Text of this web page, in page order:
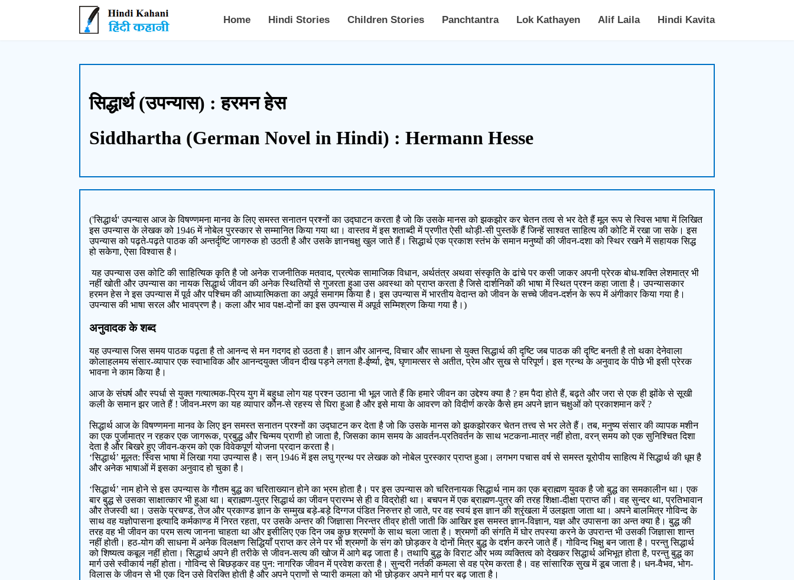
Hindi Kahani - हिंदी कहानी
Home Hindi Stories Children Stories Panchtantra Lok Kathayen Alif Laila Hindi Kavita
सिद्धार्थ (उपन्यास) : हरमन हेस
Siddhartha (German Novel in Hindi) : Hermann Hesse
('सिद्धार्थ' उपन्यास आज के विषण्णमना मानव के लिए समस्त सनातन प्रश्नों का उद्घाटन करता है जो कि उसके मानस को झकझोर कर चेतन तत्व से भर देते हैं मूल रूप से स्विस भाषा में लिखित
इस उपन्यास के लेखक को 1946 में नोबेल पुरस्कार से सम्मानित किया गया था। वास्तव में इस शताब्दी में प्रणीत ऐसी थोड़ी-सी पुस्तकें हैं जिन्हें साश्वत साहित्य की कोटि में रखा जा सके। इस
उपन्यास को पढ़ते-पढ़ते पाठक की अन्तर्दृष्टि जागरुक हो उठती है और उसके ज्ञानचक्षु खुल जाते हैं। सिद्धार्थ एक प्रकाश स्तंभ के समान मनुष्यों की जीवन-दशा को स्थिर रखने में सहायक सिद्ध
हो सकेगा, ऐसा विश्वास है।
यह उपन्यास उस कोटि की साहित्यिक कृति है जो अनेक राजनीतिक मतवाद, प्रत्येक सामाजिक विधान, अर्थतंत्र अथवा संस्कृति के ढांचे पर कसी जाकर अपनी प्रेरक बोध-शक्ति लेशमात्र भी
नहीं खोती और उपन्यास का नायक सिद्धार्थ जीवन की अनेक स्थितियों से गुजरता हुआ उस अवस्था को प्राप्त करता है जिसे दार्शनिकों की भाषा में स्थित प्रश्न कहा जाता है। उपन्यासकार
हरमन हेस ने इस उपन्यास में पूर्व और पश्चिम की आध्यात्मिकता का अपूर्व समागम किया है। इस उपन्यास में भारतीय वेदान्त को जीवन के सच्चे जीवन-दर्शन के रूप में अंगीकार किया गया है।
उपन्यास की भाषा सरल और भावप्रण है। कला और भाव पक्ष-दोनों का इस उपन्यास में अपूर्व सम्मिश्रण किया गया है।)
अनुवादक के शब्द
यह उपन्यास जिस समय पाठक पढ़ता है तो आनन्द से मन गदगद हो उठता है। ज्ञान और आनन्द, विचार और साधना से युक्त सिद्धार्थ की दृष्टि जब पाठक की दृष्टि बनती है तो थका देनेवाला
कोलाहलमय संसार-व्यापार एक स्वाभाविक और आनन्दयुक्त जीवन दीख पड़ने लगता है-ईर्ष्या, द्वेष, घृणामत्सर से अतीत, प्रेम और सुख से परिपूर्ण। इस ग्रन्थ के अनुवाद के पीछे भी इसी प्रेरक
भावना ने काम किया है।
आज के संघर्ष और स्पर्धा से युक्त गत्यात्मक-प्रिय युग में बहुधा लोग यह प्रश्न उठाना भी भूल जाते हैं कि हमारे जीवन का उद्देश्य क्या है ? हम पैदा होते हैं, बढ़ते और जरा से एक ही झोंके से सूखी
कली के समान झर जाते हैं ! जीवन-मरण का यह व्यापार कौन-से रहस्य से घिरा हुआ है और इसे माया के आवरण को विदीर्ण करके कैसे हम अपने ज्ञान चक्षुओं को प्रकाशमान करें ?
सिद्धार्थ आज के विषण्णमना मानव के लिए इन समस्त सनातन प्रश्नों का उद्घाटन कर देता है जो कि उसके मानस को झकझोरकर चेतन तत्त्व से भर लेते हैं। तब, मनुष्य संसार की व्यापक मशीन
का एक पुर्जामात्र न रहकर एक जागरूक, प्रबुद्ध और चिन्मय प्राणी हो जाता है, जिसका काम समय के आवर्तन-प्रतिवर्तन के साथ भटकना-मात्र नहीं होता, वरन् समय को एक सुनिश्चित दिशा
देता है और बिखरे हुए जीवन-क्रम को एक विवेकपूर्ण योजना प्रदान करता है।
‘सिद्धार्थ’ मूलत: स्विस भाषा में लिखा गया उपन्यास है। सन् 1946 में इस लघु ग्रन्थ पर लेखक को नोबेल पुरस्कार प्राप्त हुआ। लगभग पचास वर्ष से समस्त यूरोपीय साहित्य में सिद्धार्थ की धूम है
और अनेक भाषाओं में इसका अनुवाद हो चुका है।
‘सिद्धार्थ’ नाम होने से इस उपन्यास के गौतम बुद्ध का चरिताख्यान होने का भ्रम होता है। पर इस उपन्यास को चरितनायक सिद्धार्थ नाम का एक ब्राह्मण युवक है जो बुद्ध का समकालीन था। एक
बार बुद्ध से उसका साक्षात्कार भी हुआ था। ब्राह्मण-पुत्र सिद्धार्थ का जीवन प्रारम्भ से ही व विद्रोही था। बचपन में एक ब्राह्मण-पुत्र की तरह शिक्षा-दीक्षा प्राप्त की। वह सुन्दर था, प्रतिभावान
और तेजस्वी था। उसके प्रचण्ड, तेज और प्रकाण्ड ज्ञान के सम्मुख बड़े-बड़े दिग्गज पंडित निरुत्तर हो जाते, पर वह स्वयं इस ज्ञान की श्रृंखला में उलझता जाता था। अपने बालमित्र गोविन्द के
साथ वह यज्ञोपासना इत्यादि कर्मकाण्ड में निरत रहता, पर उसके अन्तर की जिज्ञासा निरन्तर तीव्र होती जाती कि आखिर इस समस्त ज्ञान-विज्ञान, यज्ञ और उपासना का अन्त क्या है। बुद्ध की
तरह वह भी जीवन का परम सत्य जानना चाहता था और इसीलिए एक दिन जब कुछ श्रमणों के साथ चला जाता है। श्रमणों की संगति में घोर तपस्या करने के उपरान्त भी उसकी जिज्ञासा शान्त
नहीं होती। हठ-योग की साधना में अनेक विलक्षण सिद्धियाँ प्राप्त कर लेने पर भी श्रमणों के संग को छोड़कर वे दोनों मित्र बुद्ध के दर्शन करने जाते हैं। गोविन्द भिक्षु बन जाता है। परन्तु सिद्धार्थ
को शिष्यत्व कबूल नहीं होता। सिद्धार्थ अपने ही तरीके से जीवन-सत्य की खोज में आगे बढ़ जाता है। तथापि बुद्ध के विराट और भव्य व्यक्तित्व को देखकर सिद्धार्थ अभिभूत होता है, परन्तु बुद्ध का
मार्ग उसे स्वीकार्य नहीं होता। गोविन्द से बिछड़कर वह पुन: नागरिक जीवन में प्रवेश करता है। सुन्दरी नर्तकी कमला से वह प्रेम करता है। वह सांसारिक सुख में डूब जाता है। धन-वैभव, भोग-
विलास के जीवन से भी एक दिन उसे विरक्ति होती है और अपने प्राणों से प्यारी कमला को भी छोड़कर अपने मार्ग पर बढ़ जाता है।